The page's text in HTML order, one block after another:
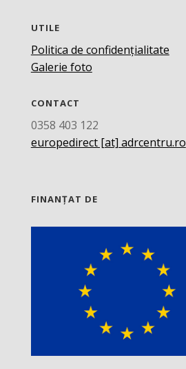
UTILE
Politica de confidențialitate
Galerie foto
CONTACT
0358 403 122
europedirect [at] adrcentru.ro
FINANȚAT DE